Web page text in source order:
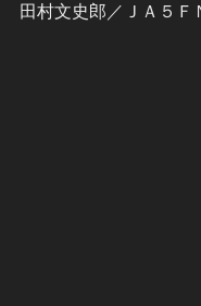
田村文史郎／ＪＡ５Ｆ